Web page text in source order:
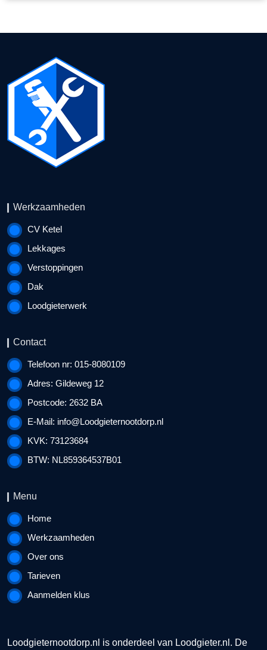
Werkzaamheden
CV Ketel
Lekkages
Verstoppingen
Dak
Loodgieterwerk
Contact
Telefoon nr: 015-8080109
Adres: Gildeweg 12
Postcode: 2632 BA
E-Mail: info@Loodgieternootdorp.nl
KVK: 73123684
BTW: NL859364537B01
Menu
Home
Werkzaamheden
Over ons
Tarieven
Aanmelden klus
Loodgieternootdorp.nl is onderdeel van Loodgieter.nl . De